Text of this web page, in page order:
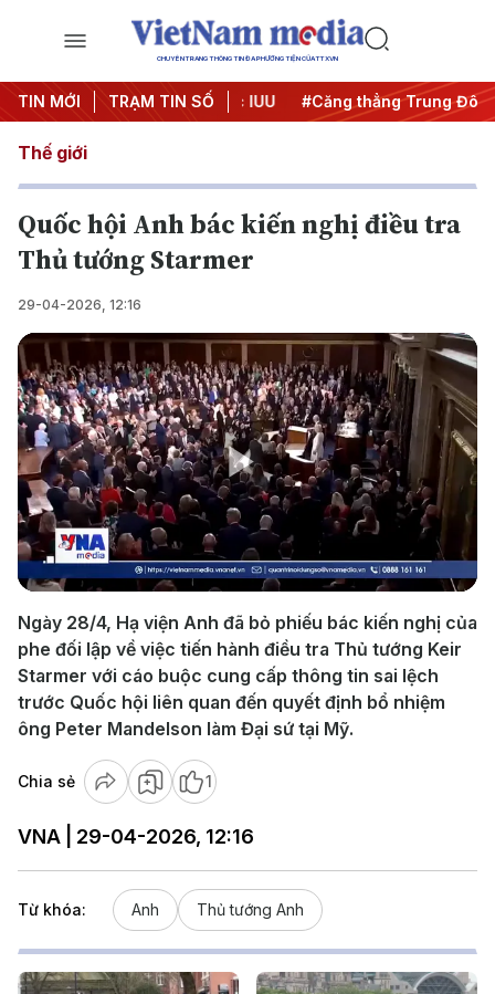
CHUYÊN TRANG THÔNG TIN ĐA PHƯƠNG TIỆN CỦA TTXVN
TIN MỚI TRẠM TIN SỐ
đêm #Chống khai thác IUU #Căng thẳng Trung Đông
Thế giới
Quốc hội Anh bác kiến nghị điều tra
Thủ tướng Starmer
29-04-2026, 12:16
Play
Video
Ngày 28/4, Hạ viện Anh đã bỏ phiếu bác kiến nghị của
phe đối lập về việc tiến hành điều tra Thủ tướng Keir
Starmer với cáo buộc cung cấp thông tin sai lệch
trước Quốc hội liên quan đến quyết định bổ nhiệm
ông Peter Mandelson làm Đại sứ tại Mỹ.
Chia sẻ 1
VNA | 29-04-2026, 12:16
Từ khóa: Anh Thủ tướng Anh